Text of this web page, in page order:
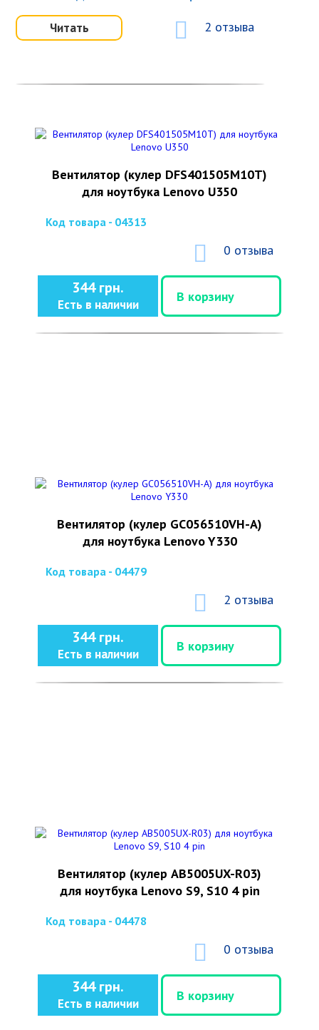
Читать 2 отзыва
Вентилятор (кулер DFS401505M10T)
для ноутбука Lenovo U350
Код товара - 04313
0 отзыва
344 грн.
Есть в наличии
В корзину
Вентилятор (кулер GC056510VH-A)
для ноутбука Lenovo Y330
Код товара - 04479
2 отзыва
344 грн.
Есть в наличии
В корзину
Вентилятор (кулер AB5005UX-R03)
для ноутбука Lenovo S9, S10 4 pin
Код товара - 04478
0 отзыва
344 грн.
Есть в наличии
В корзину